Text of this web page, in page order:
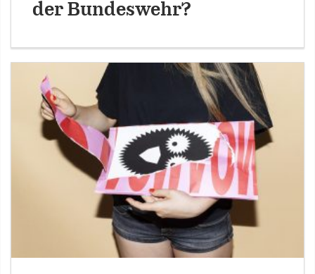
der Bundeswehr?